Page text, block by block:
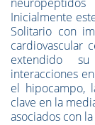
Inicialmente
Solitario con
cardiovascular
extendido
interacciones
el hipocampo,
clave en la
asociados con